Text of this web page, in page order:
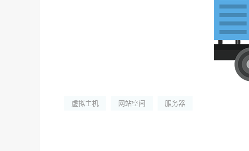
虚拟主机 网站空间 服务器